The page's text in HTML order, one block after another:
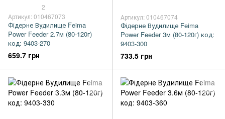
2
Артикул: 010467073
Фідерне Вудилище Feima
Power Feeder 2.7м (80-120г)
код: 9403-270
659.7 грн
Артикул: 010467074
Фідерне Вудилище Feima
Power Feeder 3м (80-120г) код:
9403-300
733.5 грн